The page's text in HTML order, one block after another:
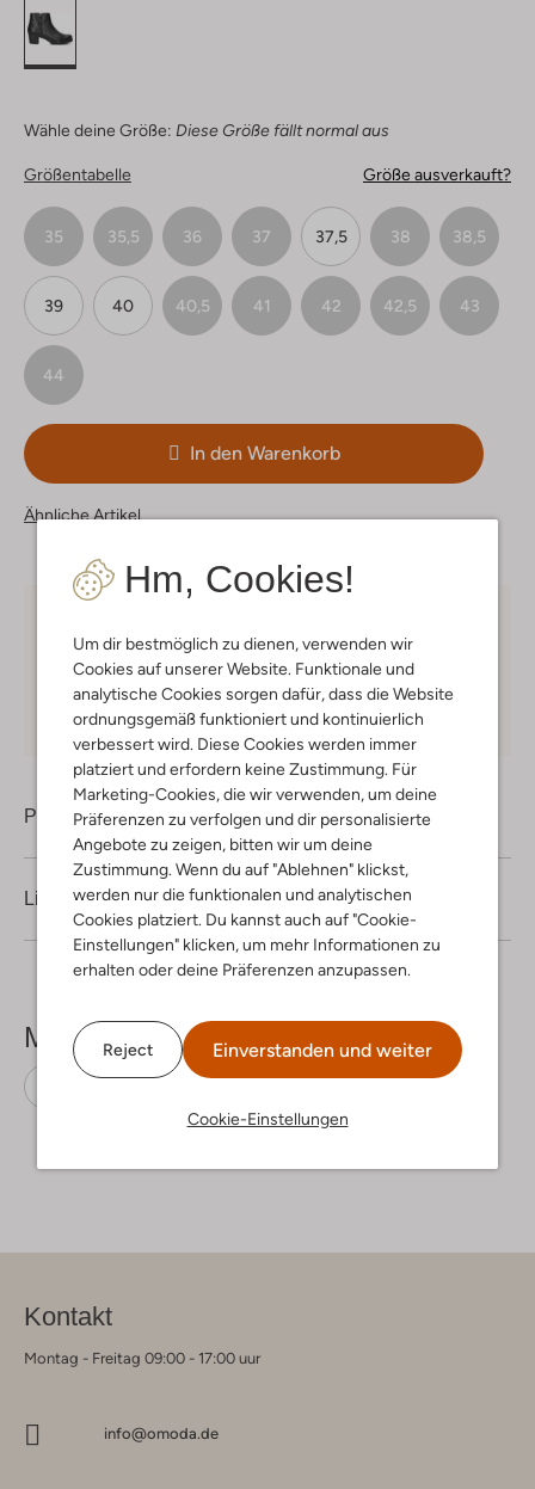
Hm, Cookies!
Um dir bestmöglich zu dienen, verwenden wir
Cookies auf unserer Website. Funktionale und
analytische Cookies sorgen dafür, dass die Website
ordnungsgemäß funktioniert und kontinuierlich
verbessert wird. Diese Cookies werden immer
platziert und erfordern keine Zustimmung. Für
Marketing-Cookies, die wir verwenden, um deine
Präferenzen zu verfolgen und dir personalisierte
Angebote zu zeigen, bitten wir um deine
Zustimmung. Wenn du auf "Ablehnen" klickst,
werden nur die funktionalen und analytischen
Cookies platziert. Du kannst auch auf "Cookie-
Einstellungen" klicken, um mehr Informationen zu
erhalten oder deine Präferenzen anzupassen.
Reject Einverstanden und weiter
Cookie-Einstellungen
Wähle deine Größe: Diese Größe fällt normal aus
Größentabelle Größe ausverkauft?
35 35,5 36 37 37,5 38 38,5
39 40 40,5 41 42 42,5 43
44
In den Warenkorb
Ähnliche Artikel
Mitglieder in Deutschland
Kauf auf Rechnung 30 TagenRückgaberecht
Produktinformation
Lieferung & Rückgabe
Mehr sehen
Kontakt
Montag - Freitag 09:00 - 17:00 uur
info@omoda.de